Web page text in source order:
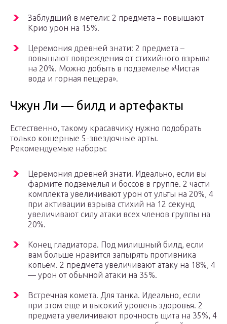
Заблудший в метели: 2 предмета – повышают
Крио урон на 15%.
Церемония древней знати: 2 предмета –
повышают повреждения от стихийного взрыва
на 20%. Можно добыть в подземелье «Чистая
вода и горная пещера».
Чжун Ли — билд и артефакты
Естественно, такому красавчику нужно подобрать
только кошерные 5-звездочные арты.
Рекомендуемые наборы:
Церемония древней знати. Идеально, если вы
фармите подземелья и боссов в группе. 2 части
комплекта увеличивают урон от ульты на 20%, 4
при активации взрыва стихий на 12 секунд
увеличивают силу атаки всех членов группы на
20%.
Конец гладиатора. Под милишный билд, если
вам больше нравится запырять противника
копьем. 2 предмета увеличивают атаку на 18%, 4
— урон от обычной атаки на 35%.
Встречная комета. Для танка. Идеально, если
при этом еще и высокий уровень здоровья. 2
предмета увеличивают прочность щита на 35%, 4